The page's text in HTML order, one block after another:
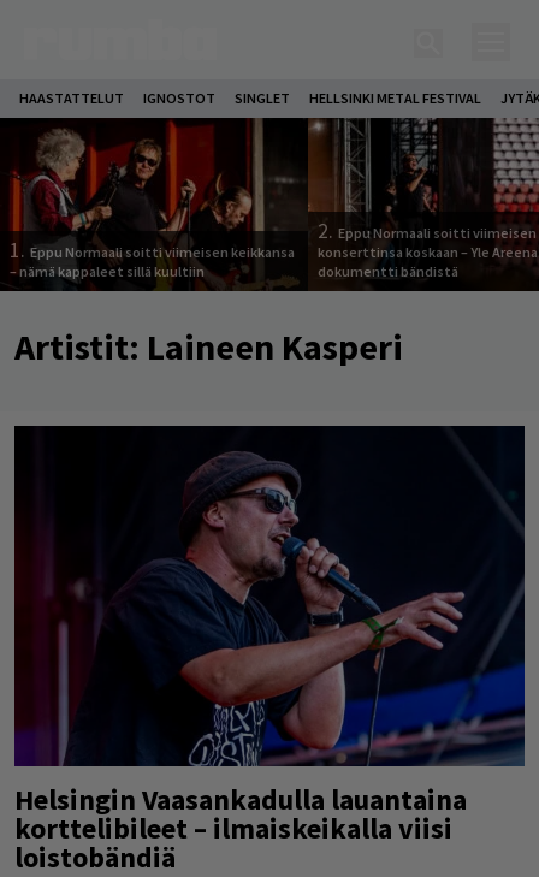
HAASTATTELUT IGNOSTOT SINGLET HELLSINKI METAL FESTIVAL
1. Eppu Normaali soitti viimeisen keikkansa
– nämä kappaleet sillä kuultiin
2. Eppu Normaali soitti viimeisen
konserttinsa koskaan – Yle
dokumentti bändistä
Artistit: Laineen Kasperi
Helsingin Vaasankadulla lauantaina
korttelibileet – ilmaiskeikalla viisi
loistobändiä